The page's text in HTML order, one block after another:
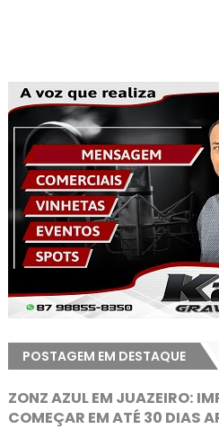
POSTAGEM EM DESTAQUE
ZONZ AZUL EM JUAZEIRO:
COMEÇAR EM ATÉ 30 DIAS